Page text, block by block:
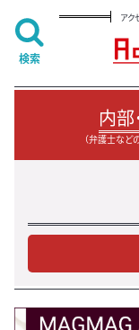
アク
内部
（弁護士など
検索